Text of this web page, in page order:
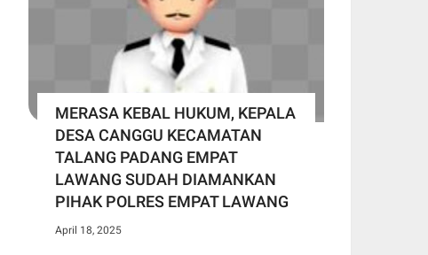
MERASA KEBAL HUKUM, KEPALA
DESA CANGGU KECAMATAN
TALANG PADANG EMPAT
LAWANG SUDAH DIAMANKAN
PIHAK POLRES EMPAT LAWANG
April 18, 2025